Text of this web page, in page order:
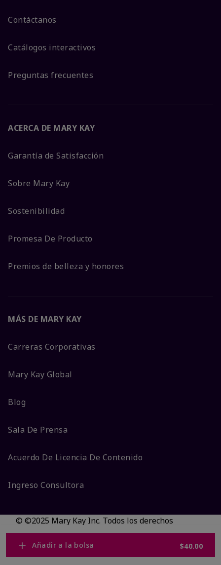
Añadir a la bolsa $40.00
Contáctanos
Catálogos interactivos
Preguntas frecuentes
ACERCA DE MARY KAY
Garantía de Satisfacción
Sobre Mary Kay
Sostenibilidad
Promesa De Producto
Premios de belleza y honores
MÁS DE MARY KAY
Carreras Corporativas
Mary Kay Global
Blog
Sala De Prensa
Acuerdo De Licencia De Contenido
Ingreso Consultora
© ©2025 Mary Kay Inc. Todos los derechos
reservados.
No vender/Preferencias de cookies